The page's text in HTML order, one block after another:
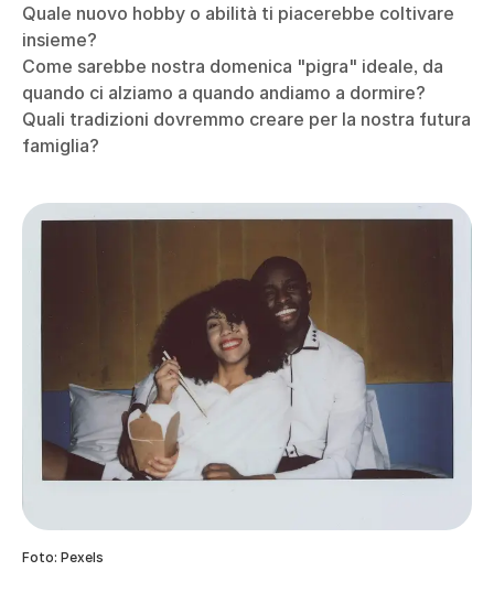
Quale nuovo hobby o abilità ti piacerebbe coltivare
insieme?
Come sarebbe nostra domenica "pigra" ideale, da
quando ci alziamo a quando andiamo a dormire?
Quali tradizioni dovremmo creare per la nostra futura
famiglia?
Foto: Pexels